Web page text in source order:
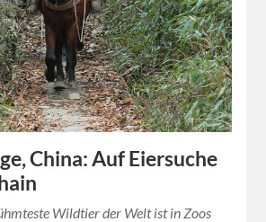
China: Auf Eiersuche
Wildtier der Welt ist in Zoos